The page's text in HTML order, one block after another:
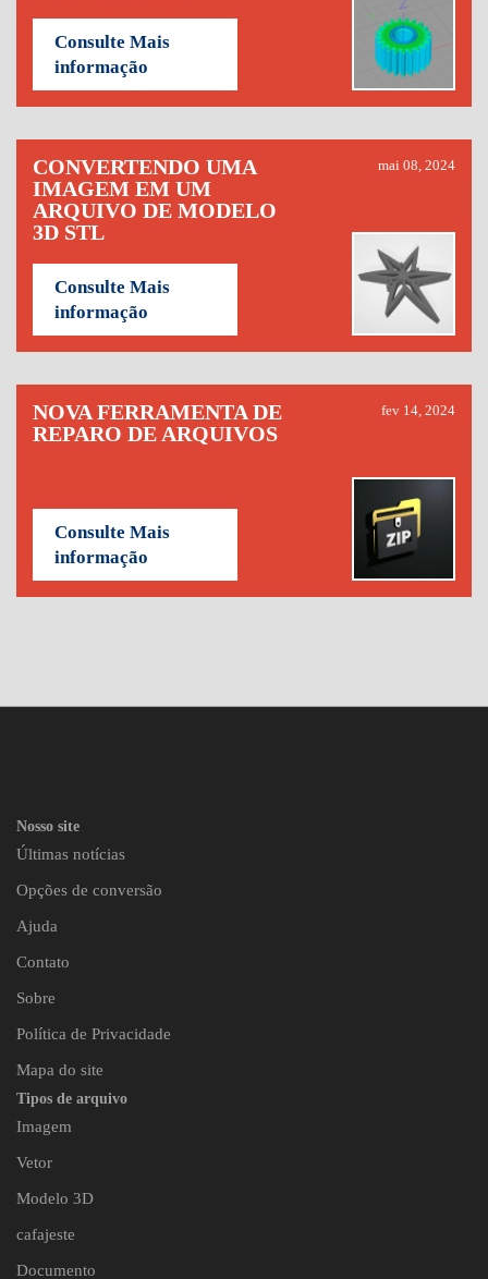
Consulte Mais
informação
CONVERTENDO UMA
IMAGEM EM UM
ARQUIVO DE MODELO
3D STL
mai 08, 2024
Consulte Mais
informação
NOVA FERRAMENTA DE
REPARO DE ARQUIVOS
fev 14, 2024
Consulte Mais
informação
Nosso site
Últimas notícias
Opções de conversão
Ajuda
Contato
Sobre
Política de Privacidade
Mapa do site
Tipos de arquivo
Imagem
Vetor
Modelo 3D
cafajeste
Documento